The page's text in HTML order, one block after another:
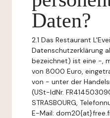
Daten?
2.1 Das Restaurant
Datenschutzerklärung
bezeichnet) ist eine -,
von 8000 Euro,
von - unter der
(USt-IdNr.
STRASBOURG,
E-Mail: